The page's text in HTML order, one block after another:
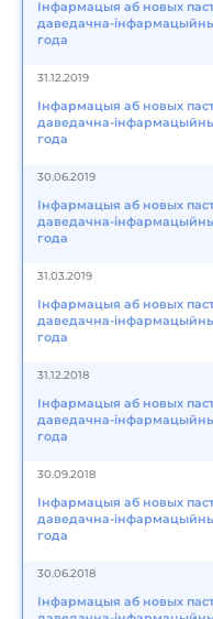
Інфармацыя аб новых
даведачна-інфармацыйны
года
31.12.2019
Інфармацыя аб новых
даведачна-
года
30.06.2019
Інфармацыя аб новых
даведачна-
года
31.03.2019
Інфармацыя аб новых
даведачна-інфармацыйны
года
31.12.2018
Інфармацыя аб новых
даведачна-
года
30.09.2018
Інфармацыя аб новых
даведачна-
года
30.06.2018
Інфармацыя аб новых